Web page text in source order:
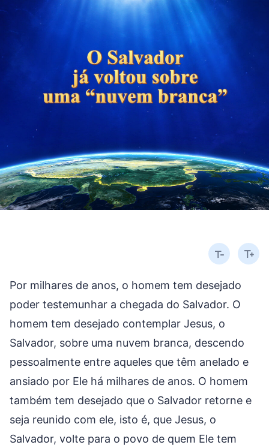
Por milhares de anos, o homem tem desejado
poder testemunhar a chegada do Salvador. O
homem tem desejado contemplar Jesus, o
Salvador, sobre uma nuvem branca, descendo
pessoalmente entre aqueles que têm anelado e
ansiado por Ele há milhares de anos. O homem
também tem desejado que o Salvador retorne e
seja reunido com ele, isto é, que Jesus, o
Salvador, volte para o povo de quem Ele tem